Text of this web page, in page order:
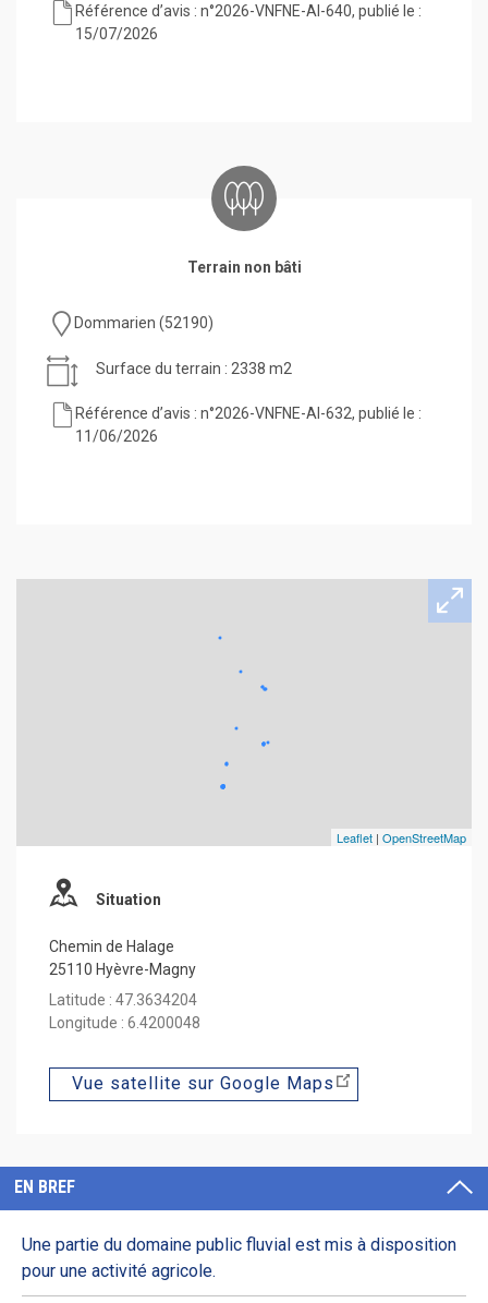
Référence d’avis : n°2026-VNFNE-AI-640, publié le :
15/07/2026
Terrain non bâti
Dommarien (52190)
Surface du terrain : 2338 m2
Référence d’avis : n°2026-VNFNE-AI-632, publié le :
11/06/2026
Leaflet | OpenStreetMap
Situation
Chemin de Halage
25110 Hyèvre-Magny
Latitude : 47.3634204
Longitude : 6.4200048
Vue satellite sur Google Maps
EN BREF
Une partie du domaine public fluvial est mis à disposition
pour une activité agricole.